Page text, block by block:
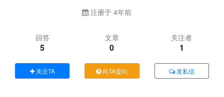
注册于 4年前
回答
5
文章
0
关注者
1
关注TA 向TA提问 发私信